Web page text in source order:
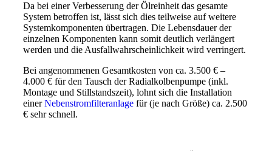
Da bei einer Verbesserung der Ölreinheit das gesamte
System betroffen ist, lässt sich dies teilweise auf weitere
Systemkomponenten übertragen. Die Lebensdauer der
einzelnen Komponenten kann somit deutlich verlängert
werden und die Ausfallwahrscheinlichkeit wird verringert.
Bei angenommenen Gesamtkosten von ca. 3.500 € –
4.000 € für den Tausch der Radialkolbenpumpe (inkl.
Montage und Stillstandszeit), lohnt sich die Installation
einerNebenstromfilteranlage für (je nach Größe) ca. 2.500
€ sehr schnell.